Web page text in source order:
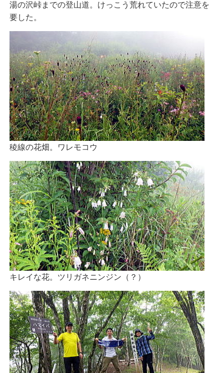
湯の沢峠までの登山道。けっこう荒れていたので注意を
要した。
稜線の花畑。ワレモコウ
キレイな花。ツリガネニンジン（？）